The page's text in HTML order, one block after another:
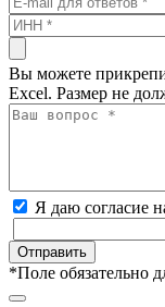
Вы можете
Excel. Размер не
Я даю согласие
*Поле обязательно